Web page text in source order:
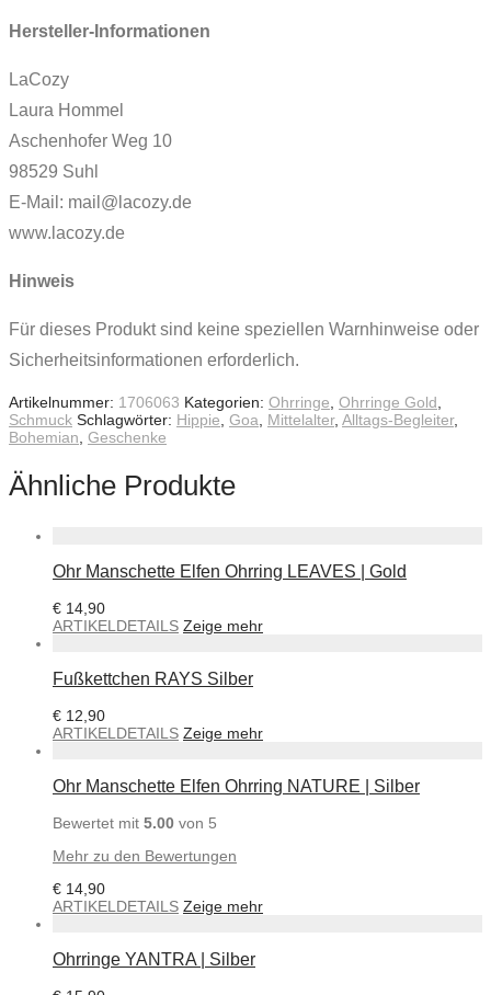
Hersteller-Informationen
LaCozy
Laura Hommel
Aschenhofer Weg 10
98529 Suhl
E-Mail: mail@lacozy.de
www.lacozy.de
Hinweis
Für dieses Produkt sind keine speziellen Warnhinweise oder
Sicherheitsinformationen erforderlich.
Artikelnummer: 1706063 Kategorien: Ohrringe Ohrringe Gold
Schmuck Schlagwörter: Hippie Goa Mittelalter, Alltags-Begleiter,
Bohemian Geschenke
Ähnliche Produkte
Ohr Manschette Elfen Ohrring LEAVES | Gold
€ 14,90
ARTIKELDETAILS Zeige mehr
Fußkettchen RAYS Silber
€ 12,90
ARTIKELDETAILS Zeige mehr
Ohr Manschette Elfen Ohrring NATURE | Silber
Bewertet mit 5.00 von 5
Mehr zu den Bewertungen
€ 14,90
ARTIKELDETAILS Zeige mehr
Ohrringe YANTRA | Silber